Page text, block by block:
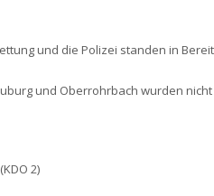
und die Polizei standen in
und Oberrohrbach wurden
2)